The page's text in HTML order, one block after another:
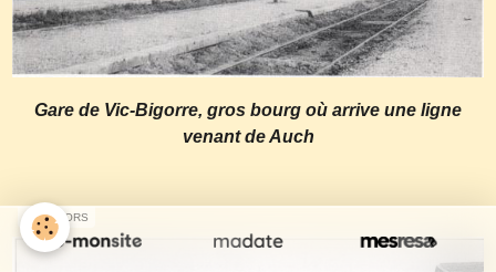
Gare de Vic-Bigorre, gros bourg où arrive une ligne
venant de Auch
SPONSORS